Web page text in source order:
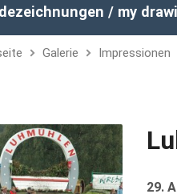
/ my
Galerie Impressionen
29.